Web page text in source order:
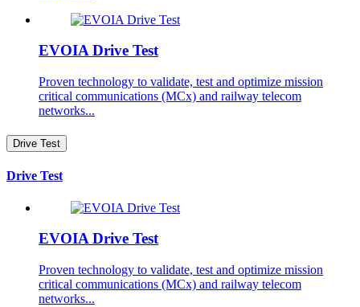
EVOIA Drive Test
Proven technology to validate, test and optimize mission
critical communications (MCx) and railway telecom
networks...
Drive Test
Drive Test
EVOIA Drive Test
Proven technology to validate, test and optimize mission
critical communications (MCx) and railway telecom
networks...